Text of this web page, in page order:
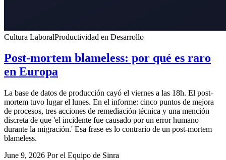
Cultura LaboralProductividad en Desarrollo
Post-mortem blameless: por qué es raro
en Europa
La base de datos de producción cayó el viernes a las 18h. El post-
mortem tuvo lugar el lunes. En el informe: cinco puntos de mejora
de procesos, tres acciones de remediación técnica y una mención
discreta de que 'el incidente fue causado por un error humano
durante la migración.' Esa frase es lo contrario de un post-mortem
blameless.
June 9, 2026 Por el Equipo de Sinra